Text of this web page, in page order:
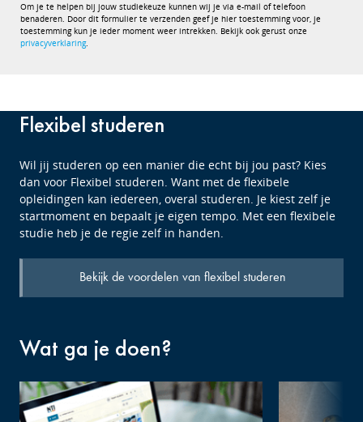
Om je te helpen bij jouw studiekeuze kunnen wij je via e-mail of telefoon
benaderen. Door dit formulier te verzenden geef je hier toestemming voor, je
toestemming kun je ieder moment weer intrekken. Bekijk ook gerust onze
privacyverklaring.
Flexibel studeren
Wil jij studeren op een manier die echt bij jou past? Kies
dan voor Flexibel studeren. Want met de flexibele
opleidingen kan iedereen, overal studeren. Je kiest zelf je
startmoment en bepaalt je eigen tempo. Met een flexibele
studie heb je de regie zelf in handen.
Bekijk de voordelen van flexibel studeren
Wat ga je doen?